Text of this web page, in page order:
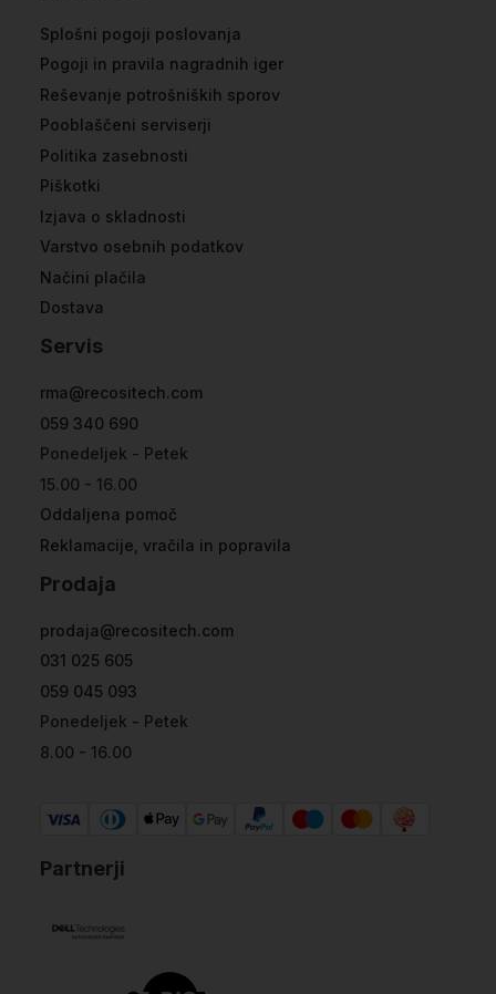
Splošni pogoji poslovanja
Pogoji in pravila nagradnih iger
Reševanje potrošniških sporov
Pooblaščeni serviserji
Politika zasebnosti
Piškotki
Izjava o skladnosti
Varstvo osebnih podatkov
Načini plačila
Dostava
Servis
rma@recositech.com
059 340 690
Ponedeljek - Petek
15.00 - 16.00
Oddaljena pomoč
Reklamacije, vračila in popravila
Prodaja
prodaja@recositech.com
031 025 605
059 045 093
Ponedeljek - Petek
8.00 - 16.00
Partnerji